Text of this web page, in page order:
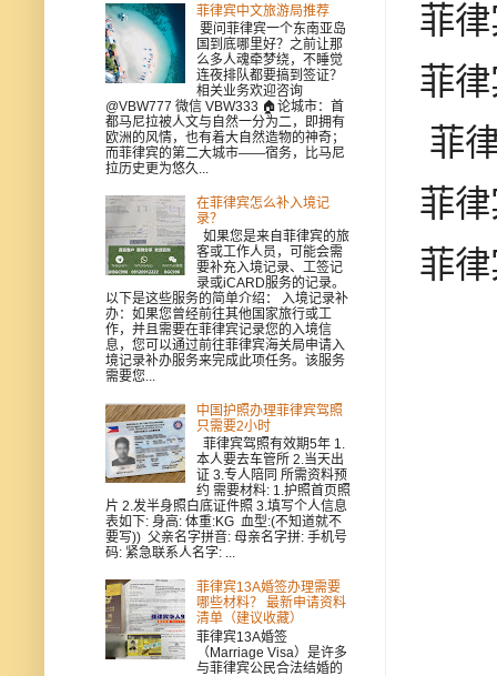
菲
菲
菲
菲
菲
菲律宾中文旅游局推荐
要问菲律宾一个东南亚岛
国到底哪里好？之前让那
么多人魂牵梦绕，不睡觉
连夜排队都要搞到签证？
相关业务欢迎咨询
@VBW777 微信 VBW333 🏠论城市：首
都马尼拉被人文与自然一分为二，即拥有
欧洲的风情，也有着大自然造物的神奇；
而菲律宾的第二大城市——宿务，比马尼
拉历史更为悠久...
在菲律宾怎么补入境记
录？
如果您是来自菲律宾的旅
客或工作人员，可能会需
要补充入境记录、工签记
录或iCARD服务的记录。
以下是这些服务的简单介绍： 入境记录补
办：如果您曾经前往其他国家旅行或工
作，并且需要在菲律宾记录您的入境信
息，您可以通过前往菲律宾海关局申请入
境记录补办服务来完成此项任务。该服务
需要您...
中国护照办理菲律宾驾照
只需要2小时
菲律宾驾照有效期5年 1.
本人要去车管所 2.当天出
证 3.专人陪同 所需资料预
约 需要材料: 1.护照首页照
片 2.发半身照白底证件照 3.填写个人信息
表如下: 身高: 体重:KG 血型:(不知道就不
要写)) 父亲名字拼音: 母亲名字拼: 手机号
码: 紧急联系人名字: ...
菲律宾13A婚签办理需要
哪些材料？ 最新申请资料
清单（建议收藏）
菲律宾13A婚签
（Marriage Visa）是许多
与菲律宾公民合法结婚的